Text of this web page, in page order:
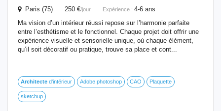
Paris (75) 250 €/jour Expérience : 4-6 ans
Ma vision d’un intérieur réussi repose sur l’harmonie parfaite
entre l’esthétisme et le fonctionnel. Chaque projet doit offrir une
expérience visuelle et sensorielle unique, où chaque élément,
qu’il soit décoratif ou pratique, trouve sa place et cont...
Architecte d'intérieur Adobe photoshop CAO Plaquette
sketchup